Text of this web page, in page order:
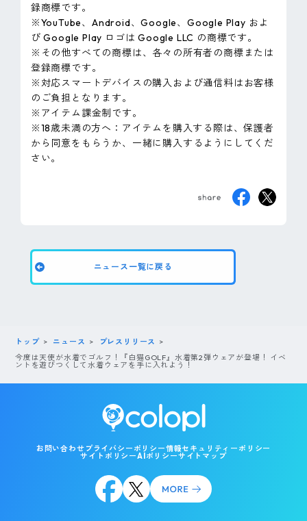
録商標です。
※YouTube、Android、Google、Google Play およ
び Google Play ロゴは Google LLC の商標です。
※その他すべての商標は、各々の所有者の商標または
登録商標です。
※対応スマートデバイスの購入および通信料はお客様
のご負担となります。
※アイテム課金制です。
※18歳未満の方へ：アイテムを購入する際は、保護者
から同意をもらうか、一緒に購入するようにしてくだ
さい。
ニュース一覧に戻る
トップ ニュース
プレスリリース
今度は天使が水着でゴルフ！『白猫GOLF』水着第2弾ウェアが登場！ イベ
ントを遊びつくして水着ウェアを手に入れよう！
お問い合わせ プライバシーポリシー情報セキュリティーポリシー
サイトポリシーAIポリシーサイトマップ